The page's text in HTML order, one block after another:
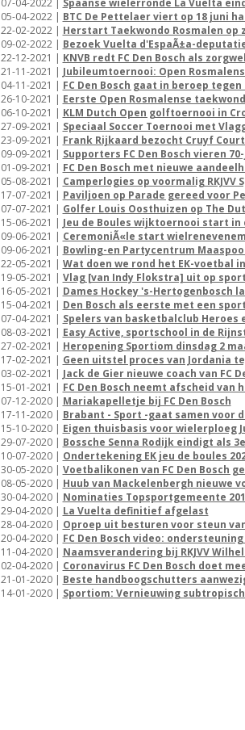
07-04-2022 | Spaanse wielerronde La Vuelta
05-04-2022 | BTC De Pettelaer viert op 18 juni
22-02-2022 | Herstart Taekwondo Rosmalen op
09-02-2022 | Bezoek Vuelta d'EspaÃ±a-
22-12-2021 | KNVB redt FC Den Bosch als
21-11-2021 | Jubileumtoernooi: Open
04-11-2021 | FC Den Bosch gaat in beroep
26-10-2021 | Eerste Open Rosmalense
06-10-2021 | KLM Dutch Open golftoernooi in
27-09-2021 | Speciaal Soccer Toernooi met
23-09-2021 | Frank Rijkaard bezocht Cruyf
09-09-2021 | Supporters FC Den Bosch vieren
01-09-2021 | FC Den Bosch met nieuwe
05-08-2021 | Camperlogies op voormalig RKJVV
17-07-2021 | Paviljoen op Parade gereed voor
07-07-2021 | Golfer Louis Oosthuizen op The
15-06-2021 | Jeu de Boules wijktoernooi start in
09-06-2021 | CeremoniÃ«le start
09-06-2021 | Bowling-en Partycentrum
22-05-2021 | Wat doen we rond het EK-voetbal
19-05-2021 | Vlag [van Indy Flokstra] uit op
16-05-2021 | Dames Hockey 's-Hertogenbosch
15-04-2021 | Den Bosch als eerste met een
07-04-2021 | Spelers van basketbalclub
08-03-2021 | Easy Active, sportschool in de
27-02-2021 | Heropening Sportiom dinsdag 2
17-02-2021 | Geen uitstel proces van Jordania
03-02-2021 | Jack de Gier nieuwe coach van FC
15-01-2021 | FC Den Bosch neemt afscheid van
07-12-2020 | Mariakapelletje bij FC Den Bosch
17-11-2020 | Brabant - Sport -gaat samen voor
15-10-2020 | Eigen thuisbasis voor wielerploeg
29-07-2020 | Bossche Senna Rodijk eindigt als
10-07-2020 | Ondertekening EK jeu de boules
30-05-2020 | Voetbalikonen van FC Den Bosch
08-05-2020 | Huub van Mackelenbergh nieuwe
30-04-2020 | Nominaties Topsportgemeente
29-04-2020 | La Vuelta definitief afgelast
28-04-2020 | Oproep uit besturen voor steun
20-04-2020 | FC Den Bosch video:
11-04-2020 | Naamsverandering bij RKJVV
02-04-2020 | Coronavirus FC Den Bosch doet
21-01-2020 | Beste handboogschutters
14-01-2020 | Sportiom: Vernieuwing subtropisch